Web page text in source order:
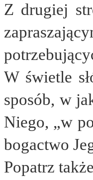
Z drugiej
W świetle
sposób, w
Niego, „w
bogactwo
Popatrz